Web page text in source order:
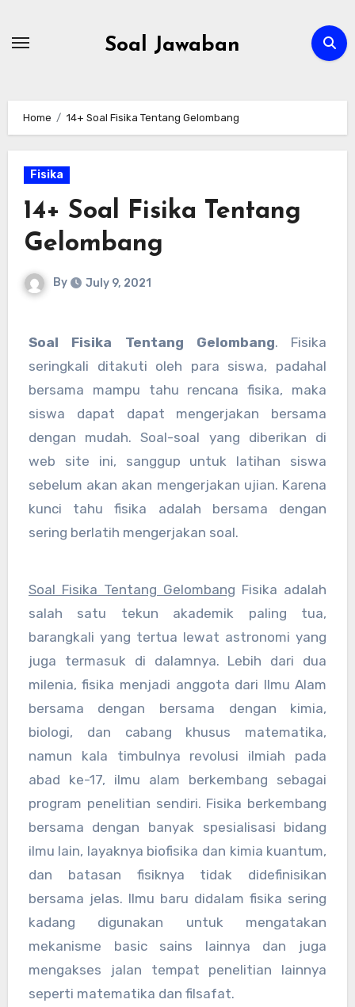
Soal Jawaban
Home 14+ Soal Fisika Tentang Gelombang
Fisika
14+ Soal Fisika Tentang
Gelombang
By July 9, 2021
Soal Fisika Tentang Gelombang. Fisika
seringkali ditakuti oleh para siswa, padahal
bersama mampu tahu rencana fisika, maka
siswa dapat dapat mengerjakan bersama
dengan mudah. Soal-soal yang diberikan di
web site ini, sanggup untuk latihan siswa
sebelum akan akan mengerjakan ujian. Karena
kunci tahu fisika adalah bersama dengan
sering berlatih mengerjakan soal.
Soal Fisika Tentang Gelombang Fisika adalah
salah satu tekun akademik paling tua,
barangkali yang tertua lewat astronomi yang
juga termasuk di dalamnya. Lebih dari dua
milenia, fisika menjadi anggota dari Ilmu Alam
bersama dengan bersama dengan kimia,
biologi, dan cabang khusus matematika,
namun kala timbulnya revolusi ilmiah pada
abad ke-17, ilmu alam berkembang sebagai
program penelitian sendiri. Fisika berkembang
bersama dengan banyak spesialisasi bidang
ilmu lain, layaknya biofisika dan kimia kuantum,
dan batasan fisiknya tidak didefinisikan
bersama jelas. Ilmu baru didalam fisika sering
kadang digunakan untuk mengatakan
mekanisme basic sains lainnya dan juga
mengakses jalan tempat penelitian lainnya
seperti matematika dan filsafat.